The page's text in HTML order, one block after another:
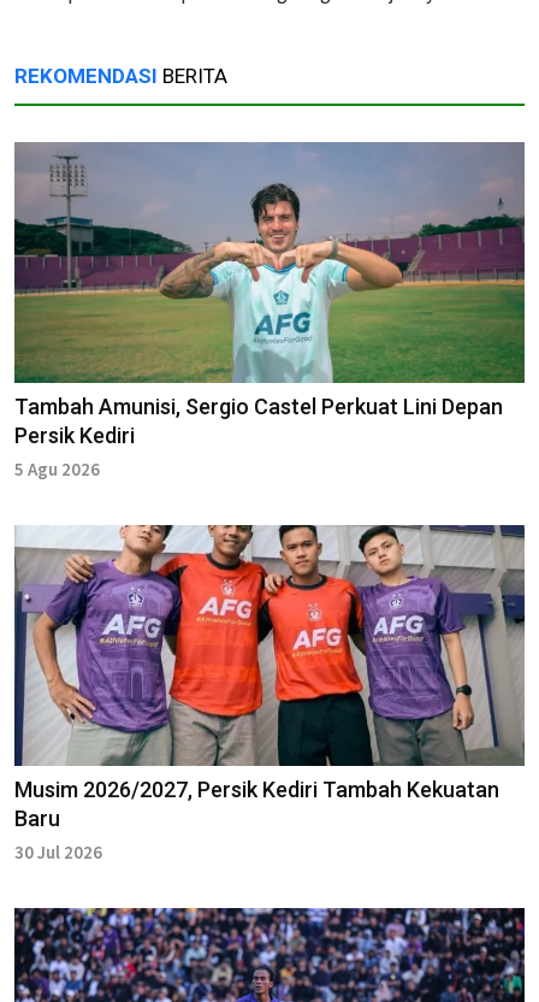
REKOMENDASI BERITA
Tambah Amunisi, Sergio Castel Perkuat Lini Depan
Persik Kediri
5 Agu 2026
Musim 2026/2027, Persik Kediri Tambah Kekuatan
Baru
30 Jul 2026